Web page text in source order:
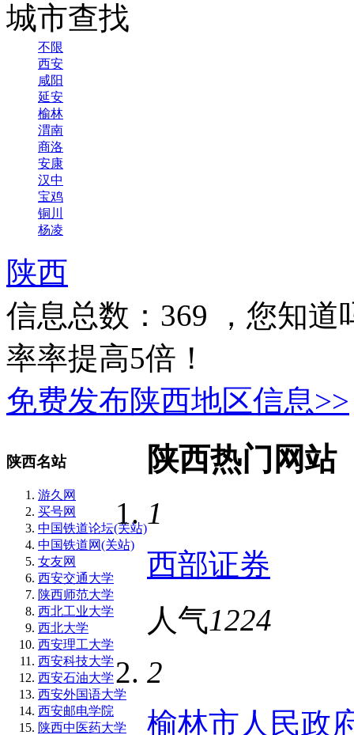
城市查找
不限
西安
咸阳
延安
榆林
渭南
商洛
安康
汉中
宝鸡
铜川
杨凌
陕西
信息总数： 369 ，您知
率率提高5倍！
免费发布陕西地区信息>>
陕西名站
游久网
买号网
中国铁道论坛(关站)
中国铁道网(关站)
女友网
西安交通大学
陕西师范大学
西北工业大学
西北大学
西安理工大学
西安科技大学
西安石油大学
西安外国语大学
西安邮电学院
陕西中医药大学
陕西热门网站
1
西部证券
人气1224
2
榆林市人民政